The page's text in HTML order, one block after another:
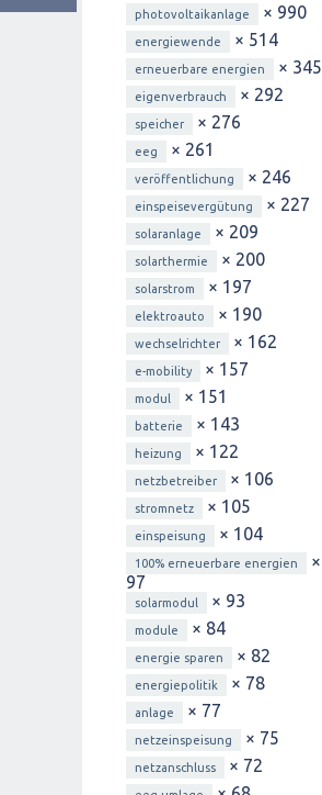
photovoltaikanlage × 990
energiewende × 514
erneuerbare energien × 345
eigenverbrauch × 292
speicher × 276
eeg × 261
veröffentlichung × 246
einspeisevergütung × 227
solaranlage × 209
solarthermie × 200
solarstrom × 197
elektroauto × 190
wechselrichter × 162
e-mobility × 157
modul × 151
batterie × 143
heizung × 122
netzbetreiber × 106
stromnetz × 105
einspeisung × 104
100% erneuerbare energien
×
97
solarmodul × 93
module × 84
energie sparen × 82
energiepolitik × 78
anlage × 77
netzeinspeisung × 75
netzanschluss × 72